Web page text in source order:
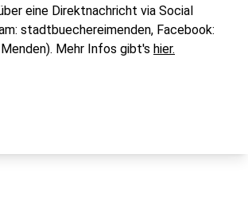
eine Direktnachricht via Social
stadtbuechereimenden, Facebook:
Mehr Infos gibt's hier.